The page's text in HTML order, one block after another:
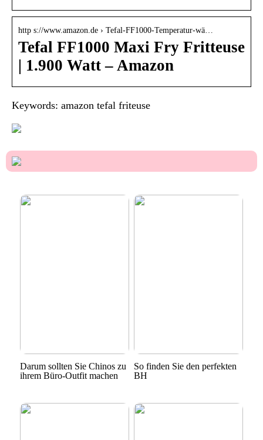
http s://www.amazon.de › Tefal-FF1000-Temperatur-wä…
Tefal FF1000 Maxi Fry Fritteuse
| 1.900 Watt – Amazon
Keywords: amazon tefal friteuse
Darum sollten Sie Chinos zu
ihrem Büro-Outfit machen
So finden Sie den perfekten
BH